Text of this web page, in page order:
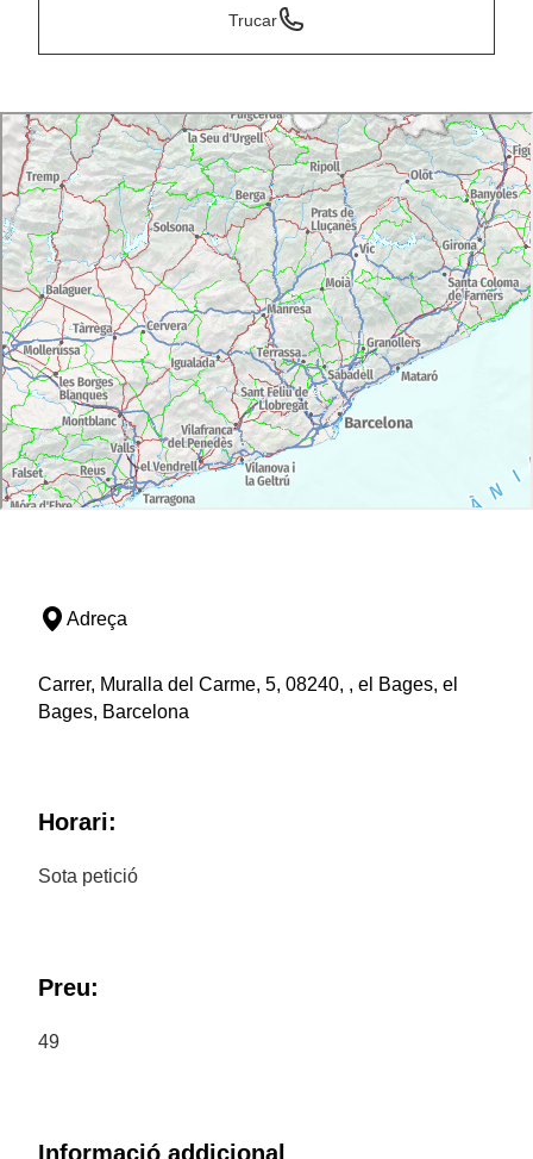
Trucar
Adreça
Carrer, Muralla del Carme, 5, 08240, , el Bages, el
Bages, Barcelona
Horari:
Sota petició
Preu:
49
Informació addicional